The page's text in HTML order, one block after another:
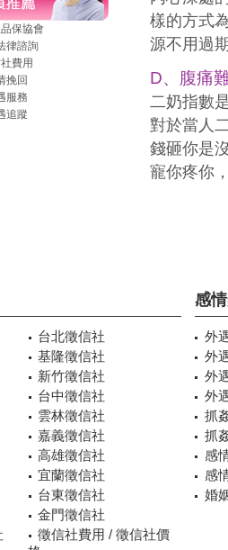
樣的方式
源不用過
D、腹痛
二奶指數
對於當人
錢砸你是
寵你疼你
品保協會
律諮詢
費用
挽回
服務
追蹤
台北徵信社
基隆徵信社
新竹徵信社
台中徵信社
雲林徵信社
嘉義徵信社
高雄徵信社
宜蘭徵信社
台東徵信社
金門徵信社
徵信社費用 / 徵信社價
感
外
外
外
外
抓
抓
感
感
婚